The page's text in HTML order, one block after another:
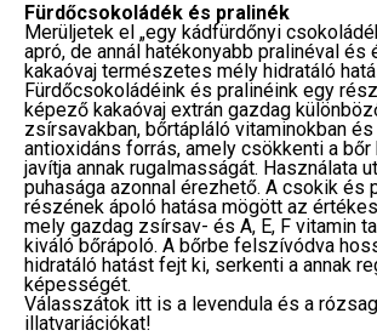
Fürdőcsokoládék és pralinék
Merüljetek el „egy kádfürdőnyi
apró, de annál hatékonyabb pralinéval és
kakaóvaj természetes mély hidratáló
Fürdőcsokoládéink és pralinéink egy
képező kakaóvaj extrán gazdag
zsírsavakban, bőrtápláló vitaminokban
antioxidáns forrás, amely csökkenti a
javítja annak rugalmasságát. Használata
puhasága azonnal érezhető. A csokik és
részének ápoló hatása mögött az
mely gazdag zsírsav- és A, E, F vitamin
kiváló bőrápoló. A bőrbe felszívódva
hidratáló hatást fejt ki, serkenti a annak
képességét.
Válasszátok itt is a levendula és a
illatvariációkat!